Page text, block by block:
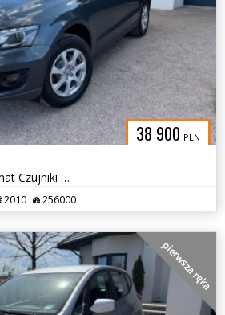
38 900 PLN
Quattro Klima Tempomat Czujniki Hak
2010 256000
pierwsza ręka